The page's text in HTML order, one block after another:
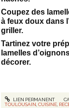
Coupez des
à feux doux dans
griller.
Tartinez votre
lamelles
décorer.
LIEN PERMANENT
TOULOUSAIN,CUISINE,